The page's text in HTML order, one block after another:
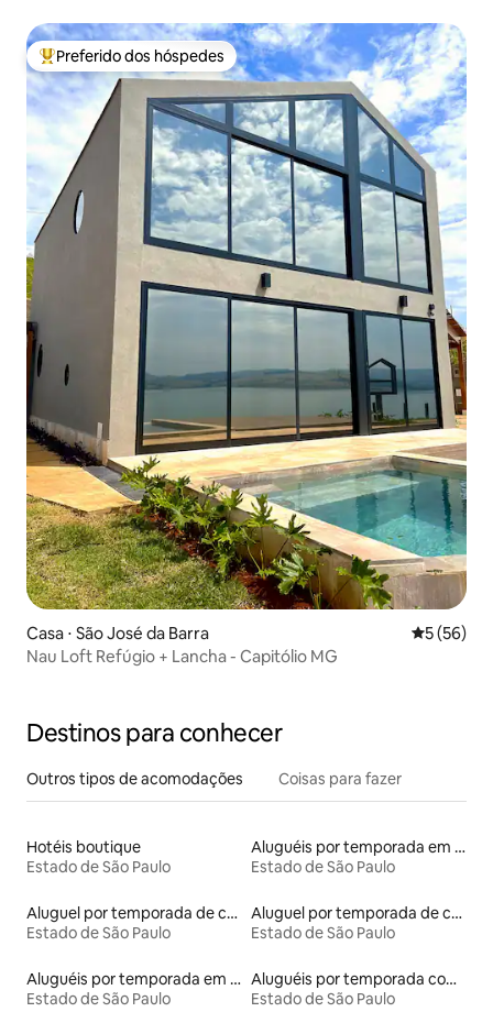
Entre os melhores preferidos dos hóspedes
Preferido dos hóspedes
Casa ⋅ São José da Barra 5 de uma
5 (56)
Nau Loft Refúgio + Lancha - Capitólio MG
Destinos para conhecer
Outros tipos de acomodações Coisas para fazer
Hotéis boutique
Estado de São Paulo
Aluguéis por temporada em hotéis-fazenda
Estado de São Paulo
Aluguel por temporada de contêineres
Estado de São Paulo
Aluguel por temporada de casas de hóspedes
Estado de São Paulo
Aluguéis por temporada em resorts
Estado de São Paulo
Aluguéis por temporada com café da manhã
Estado de São Paulo